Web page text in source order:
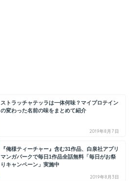
ストラッチャテッラは一体何味？マイプロテイン
の変わった名前の味をまとめて紹介
2019年8月7日
『俺様ティーチャー』含む31作品、白泉社アプリ
マンガパークで毎日1作品全話無料「毎日がお祭
りキャンペーン」実施中
2019年8月3日